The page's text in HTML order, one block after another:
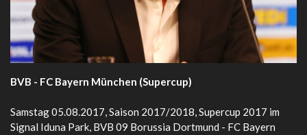
BVB - FC Bayern München (Supercup)
Samstag 05.08.2017, Saison 2017/2018, Supercup 2017 im
Signal Iduna Park, BVB 09 Borussia Dortmund - FC Bayern